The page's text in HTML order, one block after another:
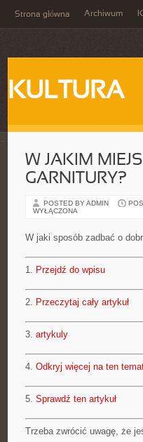
Strona główna Archiwum
KULTURA
W JAKIM
GARNITURY?
POSTED BY ADMIN
WYŁĄCZONA
W jaki sposób zadbać o
1. Przejdź do wpisu
2. Przeczytaj cały artykuł
3. artykuly
4. Odkryj więcej na ten
5. Sprawdź ten artykuł
Trzeba zwrócić uwagę, że